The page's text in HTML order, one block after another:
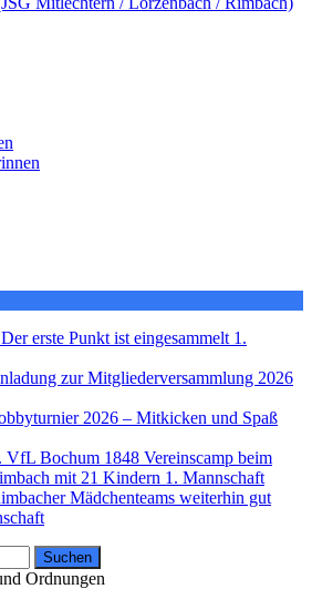
Der erste Punkt ist eingesammelt 1.
zur Mitgliederversammlung 2026
2026 – Mitkicken und Spaß
VfL Bochum 1848 Vereinscamp beim
mit 21 Kindern 1. Mannschaft
Mädchenteams weiterhin gut
Ordnungen